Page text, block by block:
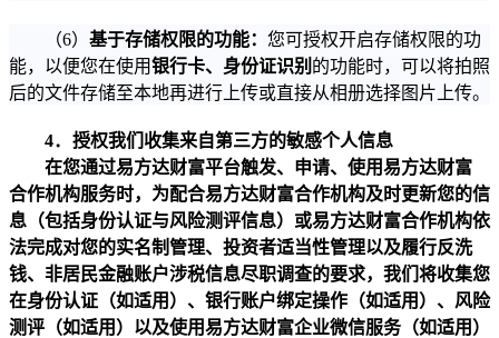
（6） 基于存储权限的功能： 您可授权开启存储权限的功
能，以便您在使用银行卡、身份证识别 的功能时，可以将拍照
后的文件存储至本地再进行上传或直接从相册选择图片上传。
4． 授权我们收集来自第三方的敏感个人信息
在您通过易方达财富平台触发、申请、使用易方达财富
合作机构服务时，为配合易方达财富合作机构及时更新您的信
息（包括身份认证与风险测评信息）或易方达财富合作机构依
法完成对您的实名制管理、投资者适当性管理以及履行反洗
钱、非居民金融账户涉税信息尽职调查的要求，我们将收集您
在身份认证（如适用）、银行账户绑定操作（如适用）、风险
测评（如适用）以及使用易方达财富企业微信服务（如适用）